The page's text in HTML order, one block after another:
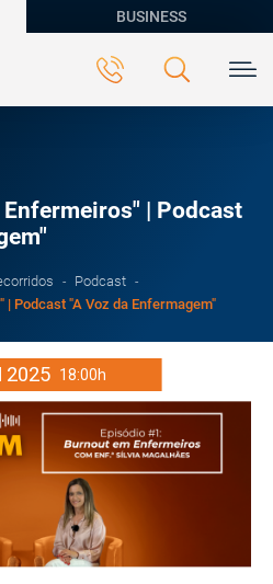
BUSINESS
| Podcast
Podcast
| Podcast "A Voz da Enfermagem"
2025 18:00h